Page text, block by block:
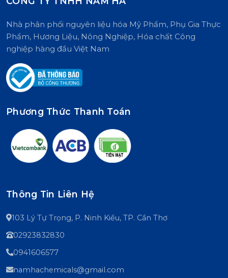
Nhà phân phối nguyên liệu hóa Mỹ Phẩm, Phụ Gia Thực
Phẩm, Hương Liệu, Nông Nghiệp, Hóa chất Công
nghiệp hàng đầu Việt Nam
Phương Thức Thanh Toán
Thông Tin Liên Hệ
103 Lý Tự Trọng, P. Ninh Kiều, TP. Cần Thơ
02923832830
0941606577
namhachemicals@gmail.com